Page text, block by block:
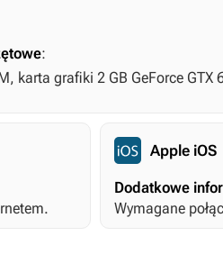
:
karta grafiki 2 GB GeForce
Apple iOS
Dodatkowe
Wymagane